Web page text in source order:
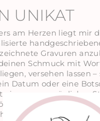
UNIKAT
am Herzen liegt mir
Gravuren
Schmuck mit
versehen lassen –
Datum oder eine
ein ganz persönliches
aussieht, sondern auch
erzählt.